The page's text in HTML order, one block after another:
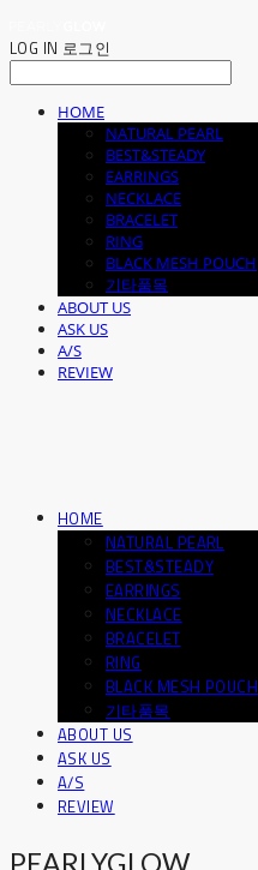
LOG IN 로그인
HOME
NATURAL PEARL
BEST&STEADY
EARRINGS
NECKLACE
BRACELET
RING
BLACK MESH POUCH
기타품목
ABOUT US
ASK US
A/S
REVIEW
HOME
NATURAL PEARL
BEST&STEADY
EARRINGS
NECKLACE
BRACELET
RING
BLACK MESH POUCH
기타품목
ABOUT US
ASK US
A/S
REVIEW
PEARLYGLOW